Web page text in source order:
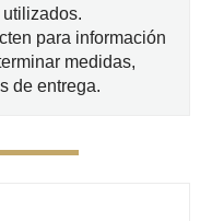
para información
medidas,
de entrega.